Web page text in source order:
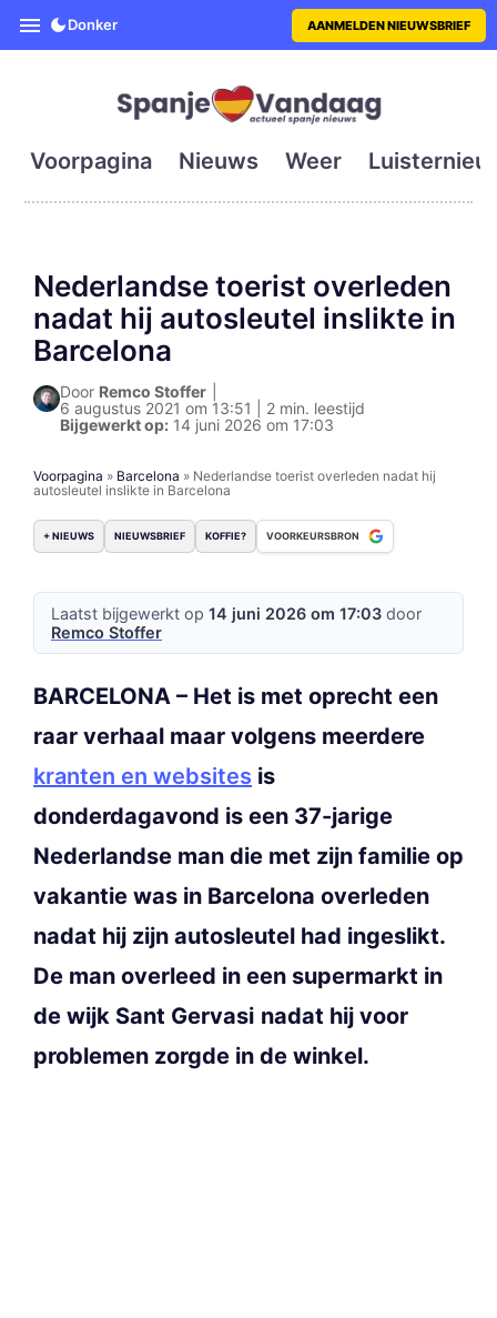
SpanjeVandaag is de eerste
Donker AANMELDEN NIEUWSBRIEF
Voorpagina Nieuws Weer
Nederlandse toerist overleden
nadat hij autosleutel inslikte in
Barcelona
Door Remco Stoffer
6 augustus 2021 om 13:51 | 2 min. leestijd
Bijgewerkt op: 14 juni 2026 om 17:03
Voorpagina » Barcelona » Nederlandse toerist overleden nadat hij
autosleutel inslikte in Barcelona
+ NIEUWS NIEUWSBRIEF KOFFIE? VOORKEURSBRON
Laatst bijgewerkt op 14 juni 2026 om 17:03 door
Remco Stoffer
BARCELONA – Het is met oprecht een
raar verhaal maar volgens meerdere
kranten en websites is
donderdagavond is een 37-jarige
Nederlandse man die met zijn familie op
vakantie was in Barcelona overleden
nadat hij zijn autosleutel had ingeslikt.
De man overleed in een supermarkt in
de wijk Sant Gervasi nadat hij voor
problemen zorgde in de winkel.